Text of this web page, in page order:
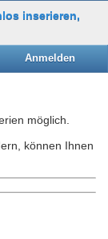
Anmelden
möglich.
können Ihnen